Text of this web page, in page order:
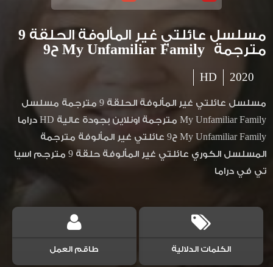
مسلسل عائلتي غير المألوفة الحلقة 9
مترجمة My Unfamiliar Family ح9
2020
HD
مسلسل عائلتي غير المألوفة الحلقة 9 مترجمة مسلسل
My Unfamiliar Family مترجمة اونلاين بجودة عالية HD دراما
My Unfamiliar Family ح9 عائلتي غير المألوفة مترجمة
المسلسل الكوري عائلتي غير المألوفة حلقة 9 مترجم اسيا
تي في دراما
الكلمات الدلالية طاقم العمل